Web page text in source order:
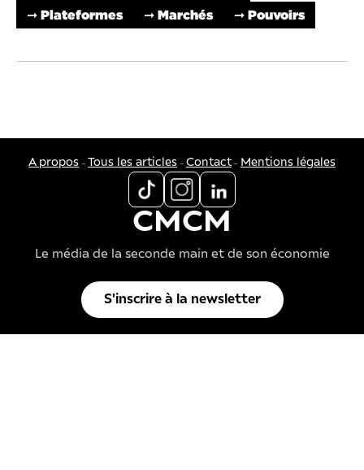
➞ Plateformes
➞ Marchés ➞ Pouvoirs
A propos - Tous les articles - Contact - Mentions légales
CMCM
Le média de la seconde main et de son économie
S'inscrire à la newsletter